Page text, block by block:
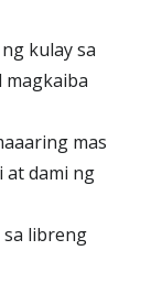
kulay sa
magkaiba
mas
at dami ng
sa libreng